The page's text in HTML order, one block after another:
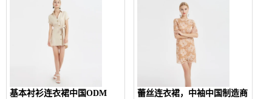
基本衬衫连衣裙中国ODM 蕾丝连衣裙，中袖中国制造商